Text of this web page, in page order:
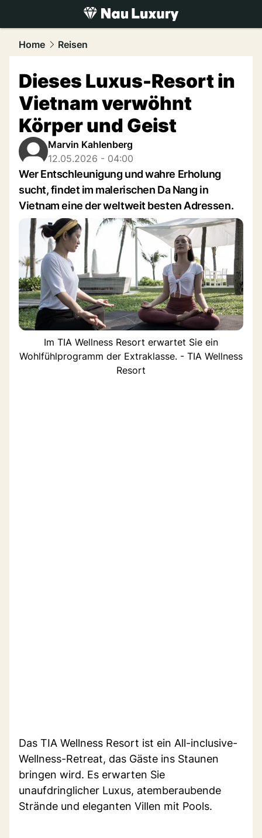
luxury.NAU.ch
Home Reisen
Dieses Luxus-Resort in
Vietnam verwöhnt
Körper und Geist
Marvin Kahlenberg
12.05.2026 - 04:00
Wer Entschleunigung und wahre Erholung
sucht, findet im malerischen Da Nang in
Vietnam eine der weltweit besten Adressen.
Im TIA Wellness Resort erwartet Sie ein
Wohlfühlprogramm der Extraklasse. - TIA Wellness
Resort
Das TIA Wellness Resort ist ein All-inclusive-
Wellness-Retreat, das Gäste ins Staunen
bringen wird. Es erwarten Sie
unaufdringlicher Luxus, atemberaubende
Strände und eleganten Villen mit Pools.